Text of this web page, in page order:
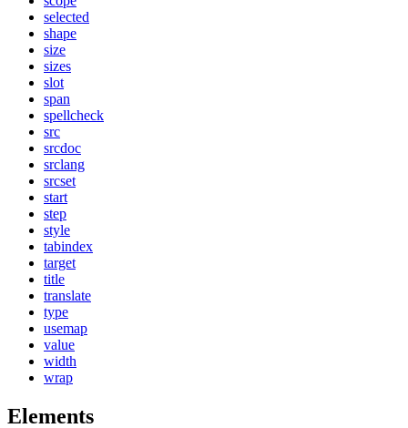
selected
shape
size
sizes
slot
span
spellcheck
src
srcdoc
srclang
srcset
start
step
style
tabindex
target
title
translate
type
usemap
value
width
wrap
Elements